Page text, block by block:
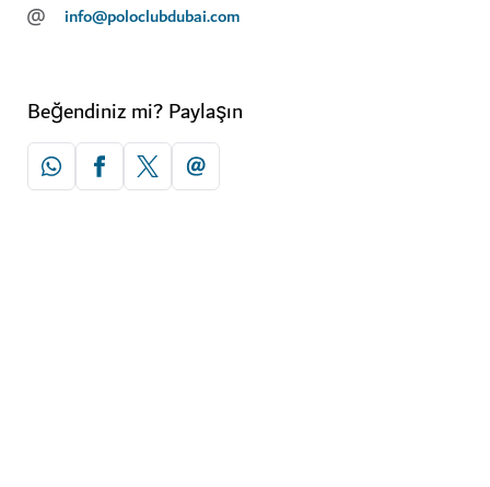
@ info@poloclubdubai.com
Beğendiniz mi? Paylaşın